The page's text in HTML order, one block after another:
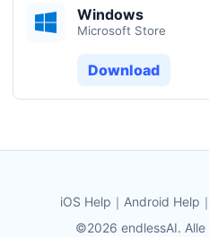
Windows
Microsoft Store
Download
iOS Help ｜ Android Help ｜
©2026 endlessAI.